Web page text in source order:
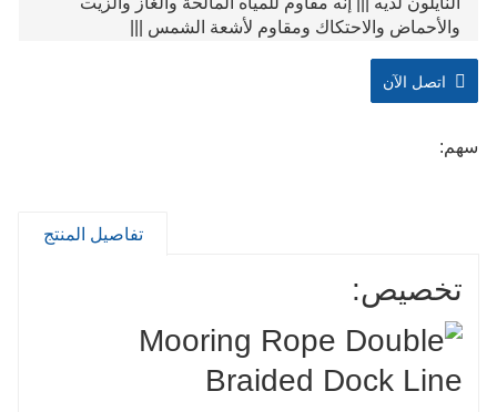
والأحماض والاحتكاك ومقاوم لأشعة الشمس |||
اتصل الآن
سهم:
تفاصيل المنتج
تخصيص: